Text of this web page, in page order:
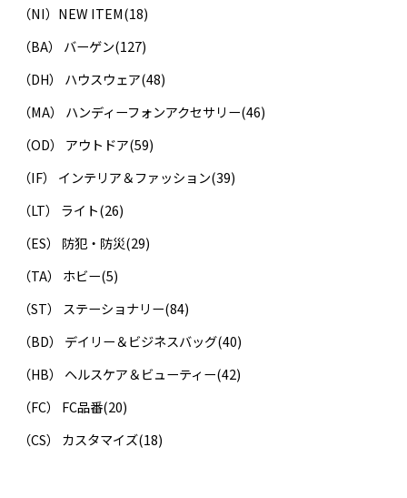
（NI）NEW ITEM(18)
（BA） バーゲン(127)
（DH） ハウスウェア(48)
（MA） ハンディーフォンアクセサリー(46)
（OD） アウトドア(59)
（IF） インテリア＆ファッション(39)
（LT） ライト(26)
（ES） 防犯・防災(29)
（TA） ホビー(5)
（ST） ステーショナリー(84)
（BD） デイリー＆ビジネスバッグ(40)
（HB） ヘルスケア＆ビューティー(42)
（FC） FC品番(20)
（CS） カスタマイズ(18)